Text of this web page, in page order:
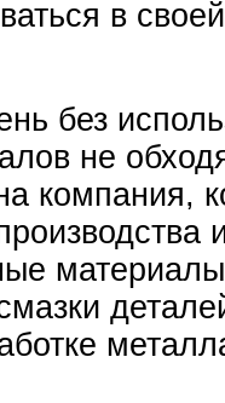
в
без
не
компания,